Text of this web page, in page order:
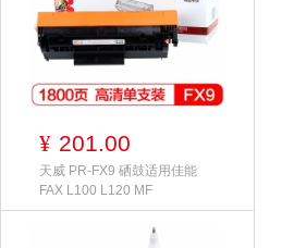
¥ 201.00
天威 PR-FX9 硒鼓适用佳能
FAX L100 L120 MF